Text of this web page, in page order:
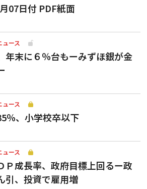
07日付 PDF紙面
ース
年末に６％台もーみずほ銀が金
ース
％、小学校卒以下
ース
Ｐ成長率、政府目標上回るー政
引、投資で雇用増